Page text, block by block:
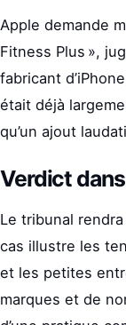
Apple demande
Fitness Plus »,
fabricant
était déjà
qu’un ajout
Verdict
Le tribunal
cas illustre les
et les petites
marques et de